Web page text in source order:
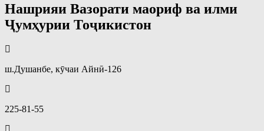
Нашрияи Вазорати маориф ва илми
Ҷумҳурии Тоҷикистон
ш.Душанбе, кӯчаи Айнӣ-126
225-81-55